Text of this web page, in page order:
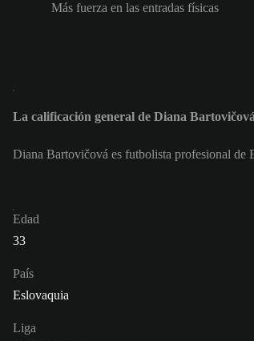
Más fuerza en las entradas físicas
La calificación general de Diana
Diana Bartovičová es futbolista profesional de
Edad
33
País
Eslovaquia
Liga